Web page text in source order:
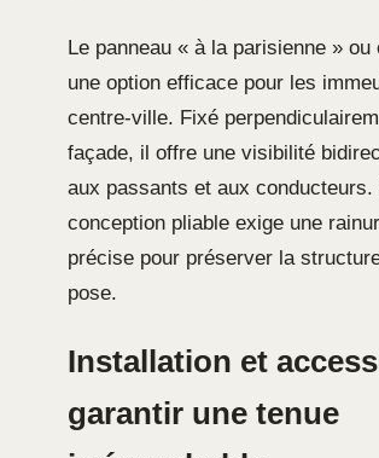
Le panneau « à la parisienne » ou
une option efficace pour les
centre-ville. Fixé
façade, il offre une visibilité
aux passants et aux conducteurs.
conception pliable exige une
précise pour préserver la
pose.
Installation et
garantir une tenue